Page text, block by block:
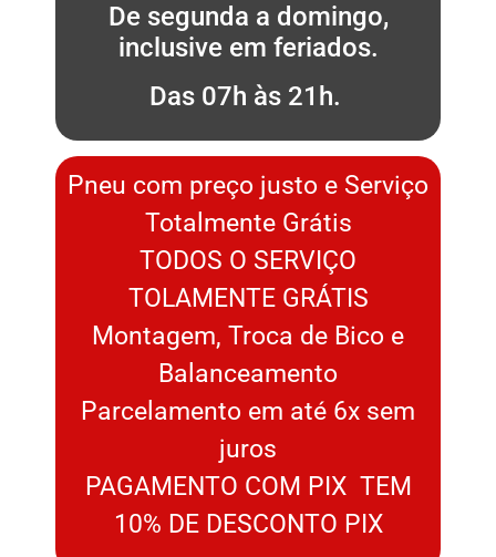
De segunda a domingo,
inclusive em feriados.
Das 07h às 21h.
Pneu com preço justo e Serviço
Totalmente Grátis
TODOS O SERVIÇO
TOLAMENTE GRÁTIS
Montagem, Troca de Bico e
Balanceamento
Parcelamento em até 6x sem
juros
PAGAMENTO COM PIX TEM
10% DE DESCONTO PIX